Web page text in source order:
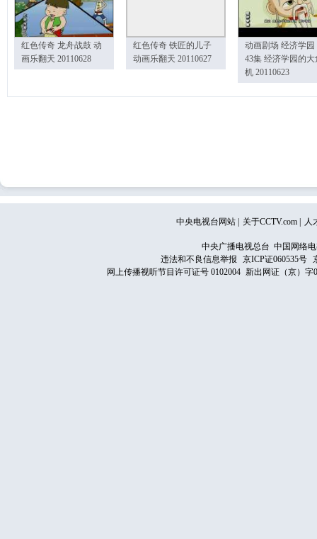
红色传奇 龙舟战鼓 动
画乐翻天 20110628
红色传奇 铁匠的儿子
动画乐翻天 20110627
动画剧场 经济学园
43集 经济学园的大
机 20110623
中央电视台网站 关于CCTV.com 人
中央广播电视总台 中国网络
违法和不良信息举报
京ICP证060535号
网上传播视听节目许可证号 0102004 新出网证（京）